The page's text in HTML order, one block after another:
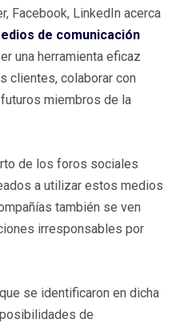
Facebook, LinkedIn acerca
de comunicación
una herramienta eficaz
clientes, colaborar con
miembros de la
de los foros sociales
a utilizar estos medios
también se ven
irresponsables por
se identificaron en dicha
de